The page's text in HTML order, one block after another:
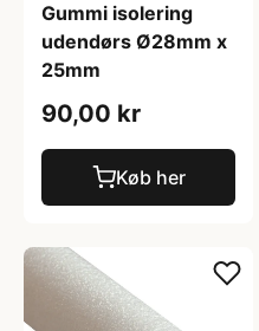
Gummi isolering
udendørs Ø28mm x
25mm
90,00 kr
Køb her